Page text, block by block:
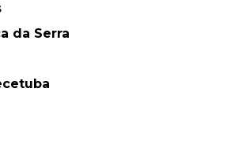
da Serra